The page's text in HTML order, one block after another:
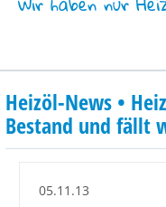
Heizölpreise
Aktueller Heizölpreis
Heizöl-News •
Bestand und fällt
05.11.13